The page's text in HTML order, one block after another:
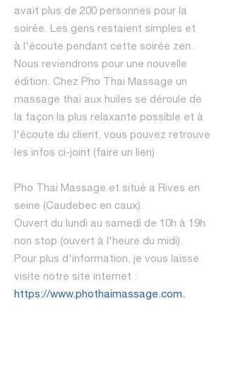
avait plus de 200 personnes pour la
soirée. Les gens restaient simples et
à l'écoute pendant cette soirée zen.
Nous reviendrons pour une nouvelle
édition. Chez Pho Thai Massage un
massage thai aux huiles se déroule de
la façon la plus relaxante possible et à
l'écoute du client, vous pouvez retrouve
les infos ci-joint (faire un lien)
Pho Thai Massage et situé a Rives en
seine (Caudebec en caux).
Ouvert du lundi au samedi de 10h à 19h
non stop (ouvert à l'heure du midi).
Pour plus d'information, je vous laisse
visite notre site internet :
https://www.phothaimassage.com.